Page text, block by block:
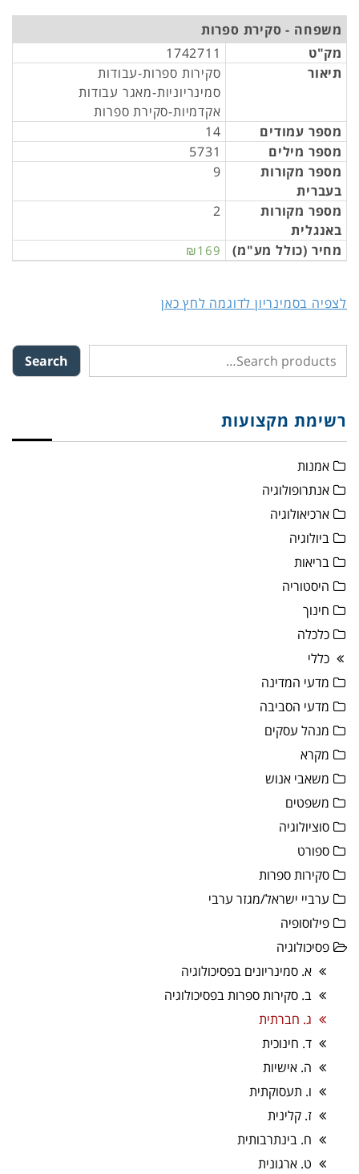
משפחה - סקירת ספרות
מק"ט
1742711
תיאור
סקירות ספרות-עבודות
סמינריוניות-מאגר עבודות
אקדמיות-סקירת ספרות
מספר עמודים
14
מספר מילים
5731
מספר מקורות
בעברית
9
מספר מקורות
באנגלית
2
מחיר (כולל מע"מ) ₪169
לצפיה בסמינריון לדוגמה לחץ כאן
Search
רשימת מקצועות
אמנות
אנתרופולוגיה
ארכיאולוגיה
ביולוגיה
בריאות
היסטוריה
חינוך
כלכלה
כללי
מדעי המדינה
מדעי הסביבה
מנהל עסקים
מקרא
משאבי אנוש
משפטים
סוציולוגיה
ספורט
סקירות ספרות
ערביי ישראל/מגזר ערבי
פילוסופיה
פסיכולוגיה
א. סמינריונים בפסיכולוגיה
ב. סקירות ספרות בפסיכולוגיה
ג. חברתית
ד. חינוכית
ה. אישיות
ו. תעסוקתית
ז. קלינית
ח. בינתרבותית
ט. ארגונית